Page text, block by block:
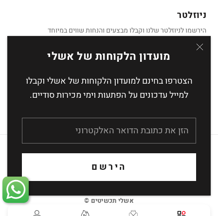
מועדון הלקוחות של אשלי
הצטרפו בחינם למועדון הלקוחות של אשלי וקבלו
למייל עדכונים על הפתעות וימי מכירות סודיים.
הירשם
ניוזלטר
הירשמו לניוזלטר שלנו וקבלו מבצעים והנחות שווים במיוחד
הצטרף
העסקה מאובטחת באמצעות הצפנת SSL
אשלי תכשיטים ©